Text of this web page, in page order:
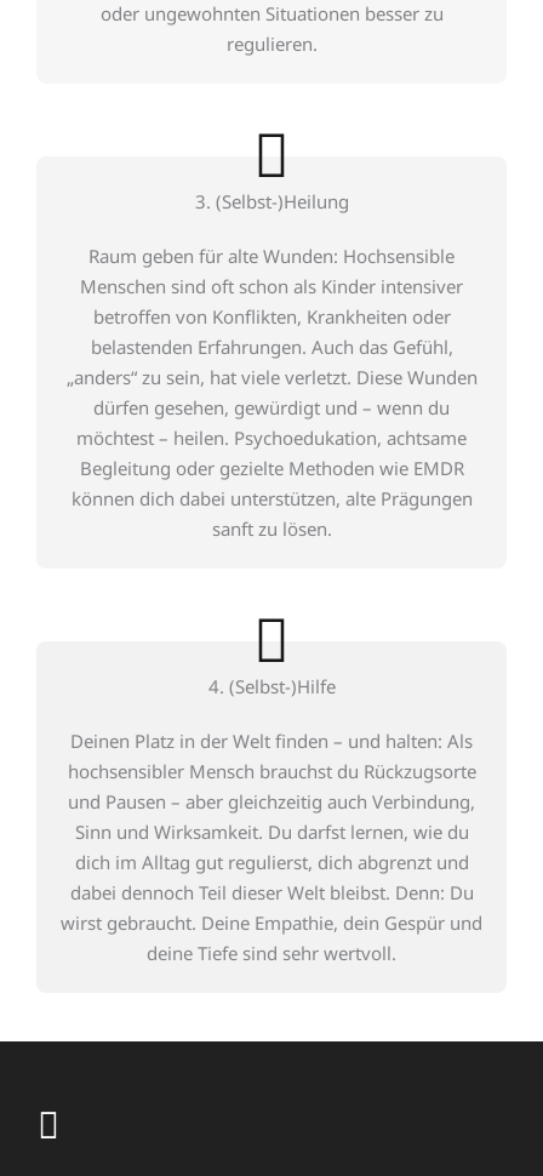
oder ungewohnten Situationen besser zu
regulieren.
3. (Selbst-)Heilung
Raum geben für alte Wunden: Hochsensible
Menschen sind oft schon als Kinder intensiver
betroffen von Konflikten, Krankheiten oder
belastenden Erfahrungen. Auch das Gefühl,
„anders“ zu sein, hat viele verletzt. Diese Wunden
dürfen gesehen, gewürdigt und – wenn du
möchtest – heilen. Psychoedukation, achtsame
Begleitung oder gezielte Methoden wie EMDR
können dich dabei unterstützen, alte Prägungen
sanft zu lösen.
4. (Selbst-)Hilfe
Deinen Platz in der Welt finden – und halten: Als
hochsensibler Mensch brauchst du Rückzugsorte
und Pausen – aber gleichzeitig auch Verbindung,
Sinn und Wirksamkeit. Du darfst lernen, wie du
dich im Alltag gut regulierst, dich abgrenzt und
dabei dennoch Teil dieser Welt bleibst. Denn: Du
wirst gebraucht. Deine Empathie, dein Gespür und
deine Tiefe sind sehr wertvoll.